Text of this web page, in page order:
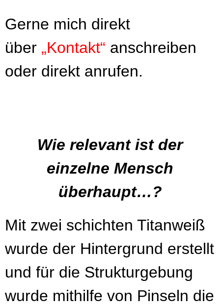
Gerne mich direkt
über „Kontakt“ anschreiben
oder direkt anrufen.
Wie relevant ist der
einzelne Mensch
überhaupt…?
Mit zwei schichten Titanweiß
wurde der Hintergrund erstellt
und für die Strukturgebung
wurde mithilfe von Pinseln die